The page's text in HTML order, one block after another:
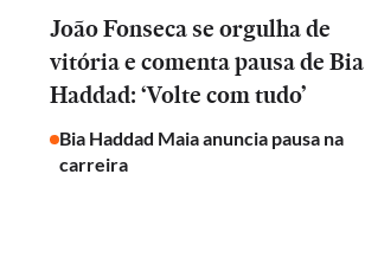
João Fonseca se orgulha de
vitória e comenta pausa de Bia
Haddad: ‘Volte com tudo’
Bia Haddad Maia anuncia pausa na
carreira